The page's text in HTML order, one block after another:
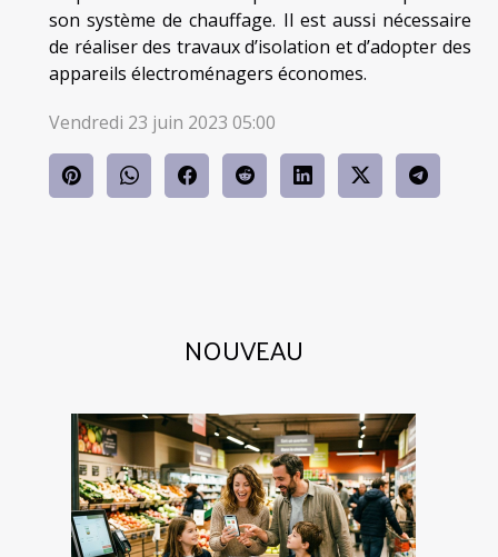
NOUVEAU
son système de chauffage. Il est aussi nécessaire
de réaliser des travaux d’isolation et d’adopter des
appareils électroménagers économes.
Vendredi 23 juin 2023 05:00